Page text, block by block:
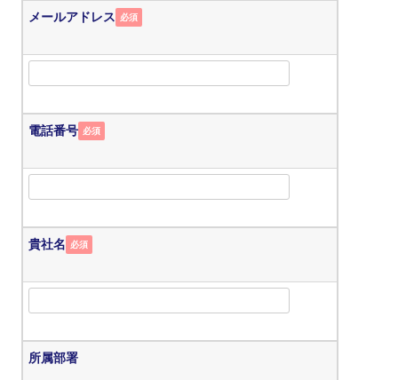
メールアドレス 必須
電話番号 必須
貴社名 必須
所属部署